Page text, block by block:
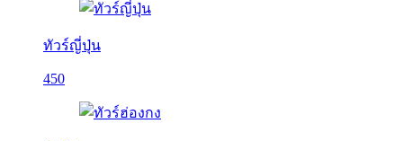
ทัวร์ญี่ปุ่น
450